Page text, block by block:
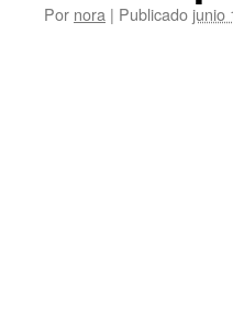
Por nora | Publicado junio